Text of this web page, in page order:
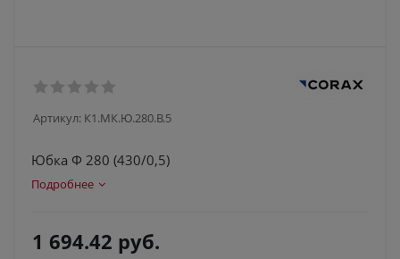
Артикул: К1.МК.Ю.280.В.5
Юбка Ф 280 (430/0,5)
Подробнее
1 694.42 руб.